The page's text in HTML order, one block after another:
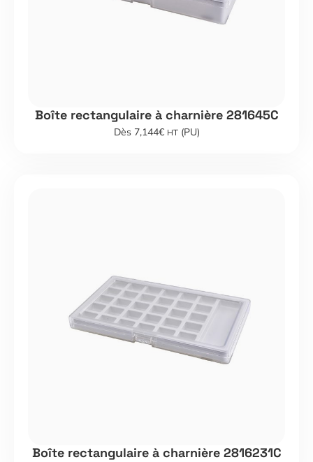
Boîte rectangulaire à charnière 281645C
Dès 7,144€ HT(PU)
Boîte rectangulaire à charnière 2816231C